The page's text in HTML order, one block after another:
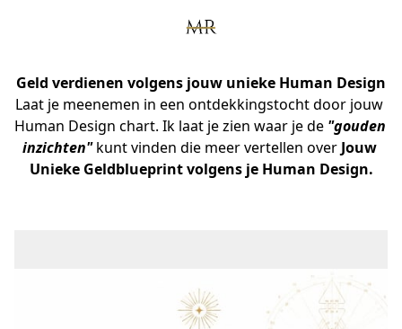
Geld verdienen volgens jouw unieke Human Design
Laat je meenemen in een ontdekkingstocht door jouw
Human Design chart. Ik laat je zien waar je de "gouden
inzichten" kunt vinden die meer vertellen over Jouw
Unieke Geldblueprint volgens je Human Design.